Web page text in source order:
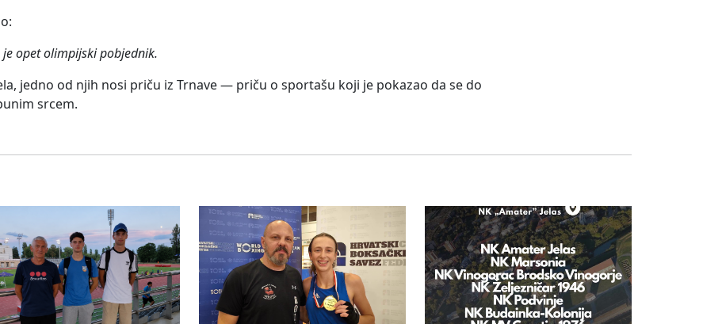
opet olimpijski pobjednik.
jedno od njih nosi priču iz Trnave — priču o sportašu koji je pokazao da se do
srcem.